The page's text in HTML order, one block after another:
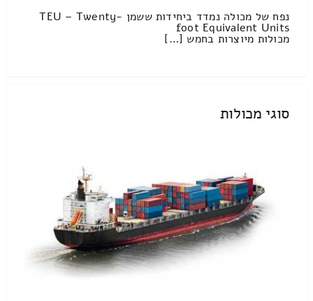
נפח של מכולה נמדד ביחידות ששמן TEU – Twenty-
foot Equivalent Units
מכולות מיוצרות בחמש […]
סוגי מכולות